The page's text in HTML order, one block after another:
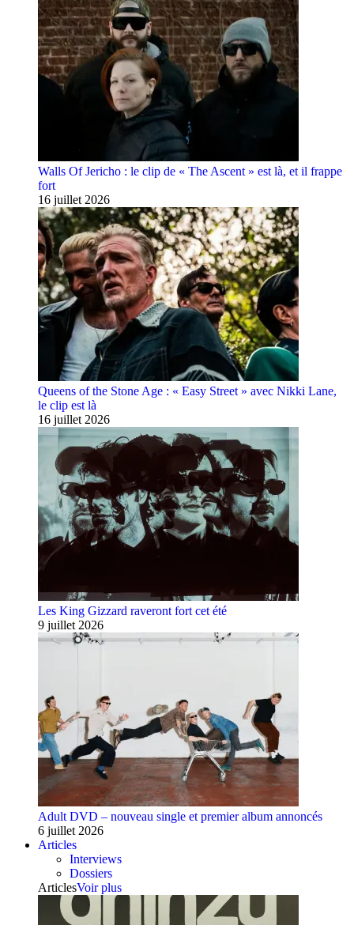
Walls Of Jericho : le clip de « The Ascent » est là, et il frappe
fort
16 juillet 2026
Queens of the Stone Age : « Easy Street » avec Nikki Lane,
le clip est là
16 juillet 2026
Les King Gizzard raveront fort cet été
9 juillet 2026
Adult DVD – nouveau single et premier album annoncés
6 juillet 2026
Articles
Interviews
Dossiers
ArticlesVoir plus